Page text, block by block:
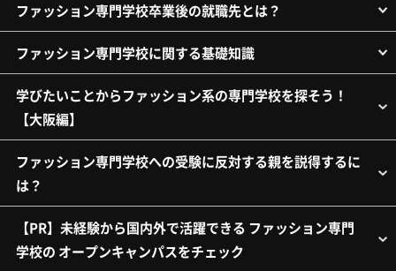
ファッション専門学校卒業後の就職先とは？
ファッション専門学校に関する基礎知識
学びたいことからファッション系の専門学校を探そう！
【大阪編】
ファッション専門学校への受験に反対する親を説得するに
は？
【PR】未経験から国内外で活躍できる ファッション専門
学校の オープンキャンパスをチェック